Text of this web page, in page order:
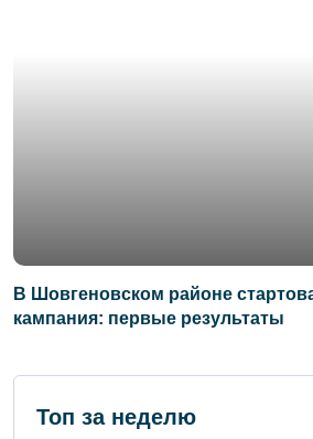
В Шовгеновском районе
кампания: первые результаты
Топ за неделю